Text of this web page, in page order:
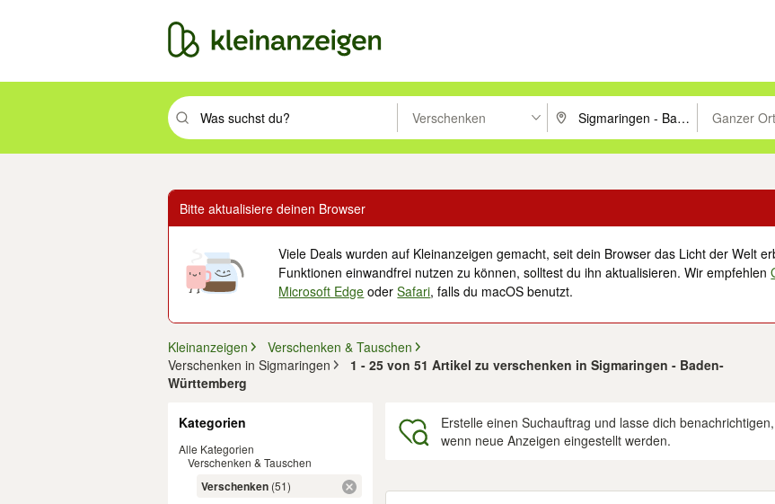
Suchbegriff eingeben. Eingabetaste drücken um zu suchen, oder Vorschläge mit den Pfeiltasten nach
Verschenken PLZ oder Ort eingeben. Eingabetaste
Ganzer Ort
Suche im
Bitte aktualisiere deinen Browser
Viele Deals wurden auf Kleinanzeigen gemacht, seit dein Browser das Licht der Welt
Funktionen einwandfrei nutzen zu können, solltest du ihn aktualisieren. Wir empfehlen
Microsoft Edge oderSafari, falls du macOS benutzt.
Kleinanzeigen
Verschenken & Tauschen
Verschenken in Sigmaringen
1 - 25 von 51 Artikel zu verschenken in Sigmaringen - Baden-
Württemberg
Kategorien
Alle Kategorien
Verschenken & Tauschen
Verschenken (51)
Erstelle einen Suchauftrag und lasse dich benachrichtigen,
wenn neue Anzeigen eingestellt werden.